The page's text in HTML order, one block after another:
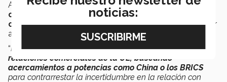
Además, la ocupación de territorios ricos enmetales
como titanio y litio podría cambiar la dinámica
comercial en Europa,obligando a los países a buscar
alternativas en otros lugares, como China.
“Podríamos ver una mayordiversificaciónde las
relaciones comerciales de la UE, buscando
acercamientos a potencias como China o los BRICS
para contrarrestar la incertidumbre en la relación con
noticias: